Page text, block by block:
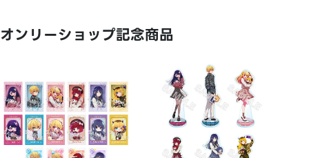
オンリーショップ記念商品